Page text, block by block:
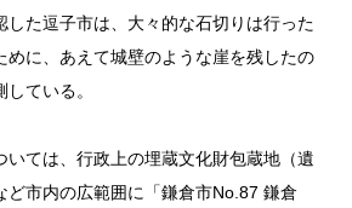
した逗子市は、大々的な石切りは行った
めに、あえて城壁のような崖を残したの
ている。
いては、行政上の埋蔵文化財包蔵地（遺
ど市内の広範囲に「鎌倉市No.87 鎌倉